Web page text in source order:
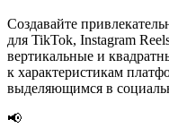
Создавайте
для TikTok, Instagram
вертикальные и
к характеристикам
выделяющимся в
📢